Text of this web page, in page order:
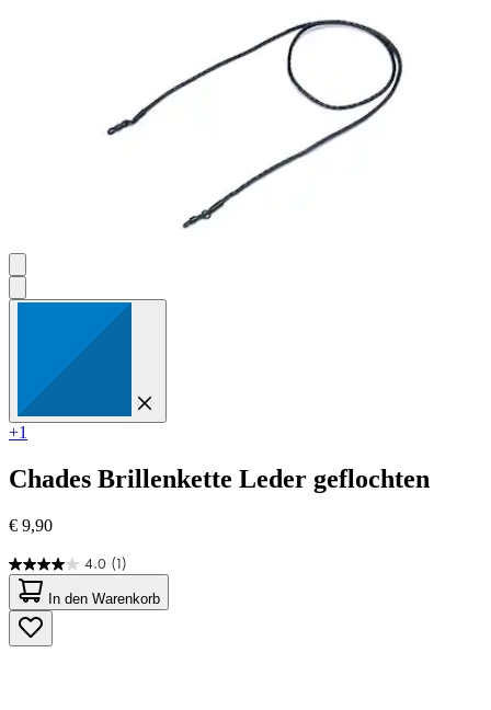
+1
Chades Brillenkette Leder geflochten
€ 9,90
4.0 (1)
4.0
von
5
Sternen.
1
In den Warenkorb